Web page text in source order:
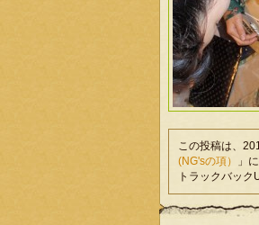
この投稿は、
(NG'sの項）
」
トラックバッ